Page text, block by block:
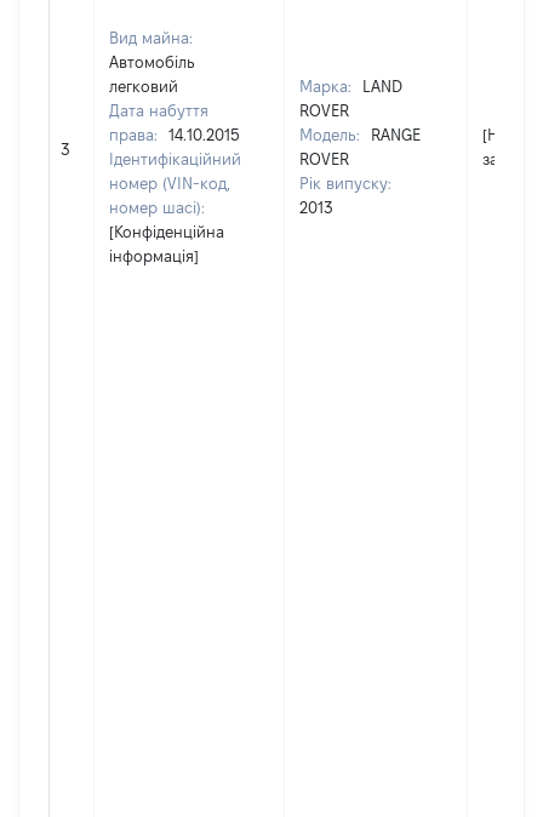
3
Вид майна:
Автомобіль
легковий
Дата набуття
права:
14.10.2015
Ідентифікаційний
номер (VIN-код,
номер шасі):
[Конфіденційна
інформація]
Марка:
LAND
ROVER
Модель:
RANGE
ROVER
Рік випуску:
2013
[Не